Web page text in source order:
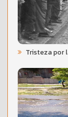
Tristeza por